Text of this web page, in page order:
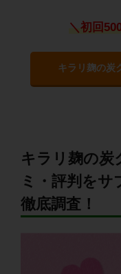
＼初回
キラリ麹の炭
キラリ麹の炭
ミ・評判をサ
徹底調査！